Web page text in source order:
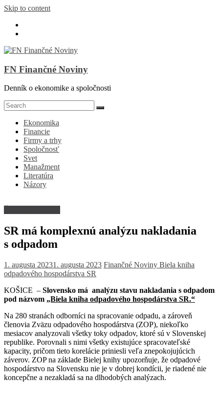
Skip to content
FN Finančné Noviny
Denník o ekonomike a spoločnosti
Ekonomika
Financie
Firmy a trhy
Spoločnosť
Svet
Manažment
Literatúra
Názory
SR má komplexnú analýzu nakladania
s odpadom
1. augusta 20231. augusta 2023 Finančné Noviny Biela kniha
odpadového hospodárstva SR
KOŠICE – Slovensko má analýzu stavu nakladania s odpadom
pod názvom „Biela kniha odpadového hospodárstva SR.“
Na 280 stranách odborníci na spracovanie odpadu, a zároveň
členovia Zväzu odpadového hospodárstva (ZOP), niekoľko
mesiacov analyzovali všetky toky odpadov, ktoré sú v Slovenskej
republike. Porovnali s nimi všetky existujúce spracovateľské
kapacity, pričom tieto korelácie priniesli veľa znepokojujúcich
záverov. ZOP na základe Bielej knihy upozorňuje, že odpadové
hospodárstvo na Slovensku nie je v dobrej kondícii, je riadené nie
koncepčne a nezakladá sa na dlhodobých analýzach.